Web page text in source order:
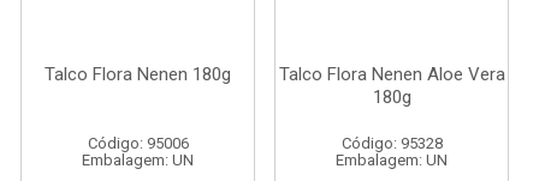
Talco Flora Nenen 180g
Código: 95006
Embalagem: UN
Talco Flora Nenen Aloe Vera
180g
Código: 95328
Embalagem: UN